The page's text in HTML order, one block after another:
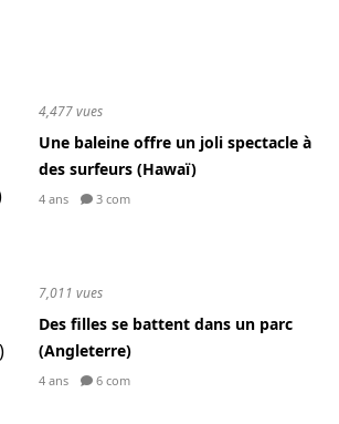
4,477 vues
Une baleine offre un joli spectacle à
des surfeurs (Hawaï)
4 ans 3 com
7,011 vues
Des filles se battent dans un parc
(Angleterre)
4 ans 6 com